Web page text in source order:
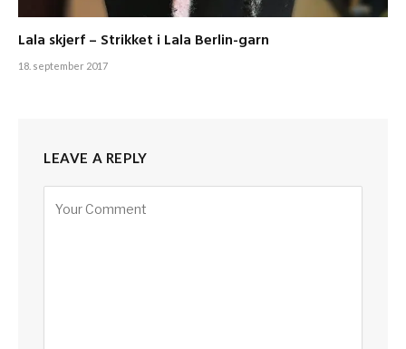
Lala skjerf – Strikket i Lala Berlin-garn
18. september 2017
LEAVE A REPLY